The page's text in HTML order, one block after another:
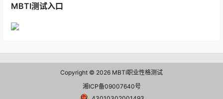
MBTI测试入口
Copyright © 2026 MBTI职业性格测试
湘ICP备09007640号